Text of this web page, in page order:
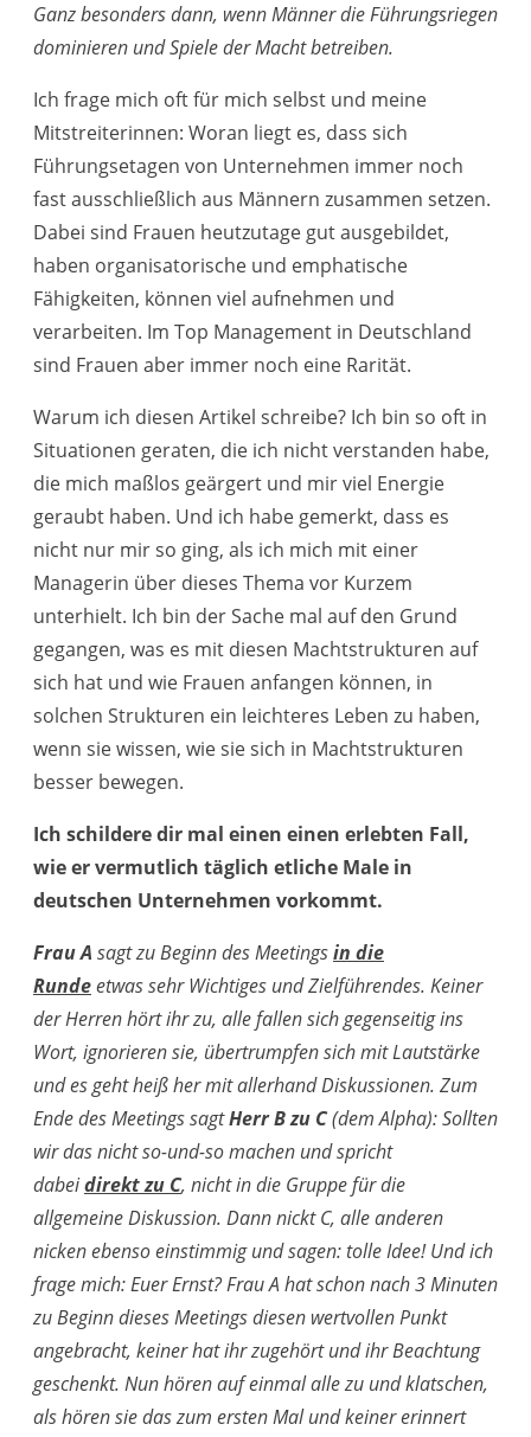
Ganz besonders dann, wenn Männer die Führungsriegen
dominieren und Spiele der Macht betreiben.
Ich frage mich oft für mich selbst und meine
Mitstreiterinnen: Woran liegt es, dass sich
Führungsetagen von Unternehmen immer noch
fast ausschließlich aus Männern zusammen setzen.
Dabei sind Frauen heutzutage gut ausgebildet,
haben organisatorische und emphatische
Fähigkeiten, können viel aufnehmen und
verarbeiten. Im Top Management in Deutschland
sind Frauen aber immer noch eine Rarität.
Warum ich diesen Artikel schreibe? Ich bin so oft in
Situationen geraten, die ich nicht verstanden habe,
die mich maßlos geärgert und mir viel Energie
geraubt haben. Und ich habe gemerkt, dass es
nicht nur mir so ging, als ich mich mit einer
Managerin über dieses Thema vor Kurzem
unterhielt. Ich bin der Sache mal auf den Grund
gegangen, was es mit diesen Machtstrukturen auf
sich hat und wie Frauen anfangen können, in
solchen Strukturen ein leichteres Leben zu haben,
wenn sie wissen, wie sie sich in Machtstrukturen
besser bewegen.
Ich schildere dir mal einen einen erlebten Fall,
wie er vermutlich täglich etliche Male in
deutschen Unternehmen vorkommt.
Frau A sagt zu Beginn des Meetingsin die
Rundeetwas sehr Wichtiges und Zielführendes. Keiner
der Herren hört ihr zu, alle fallen sich gegenseitig ins
Wort, ignorieren sie, übertrumpfen sich mit Lautstärke
und es geht heiß her mit allerhand Diskussionen. Zum
Ende des Meetings sagtHerr B zu C(dem Alpha): Sollten
wir das nicht so-und-so machen und spricht
dabeidirekt zu C, nicht in die Gruppe für die
allgemeine Diskussion. Dann nickt C, alle anderen
nicken ebenso einstimmig und sagen: tolle Idee! Und ich
frage mich: Euer Ernst? Frau A hat schon nach 3 Minuten
zu Beginn dieses Meetings diesen wertvollen Punkt
angebracht, keiner hat ihr zugehört und ihr Beachtung
geschenkt. Nun hören auf einmal alle zu und klatschen,
als hören sie das zum ersten Mal und keiner erinnert